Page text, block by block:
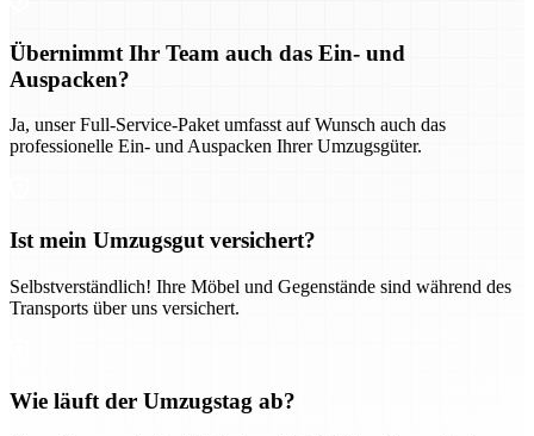
Übernimmt Ihr Team auch das Ein- und
Auspacken?
Ja, unser Full-Service-Paket umfasst auf Wunsch auch das
professionelle Ein- und Auspacken Ihrer Umzugsgüter.
Ist mein Umzugsgut versichert?
Selbstverständlich! Ihre Möbel und Gegenstände sind während des
Transports über uns versichert.
Wie läuft der Umzugstag ab?